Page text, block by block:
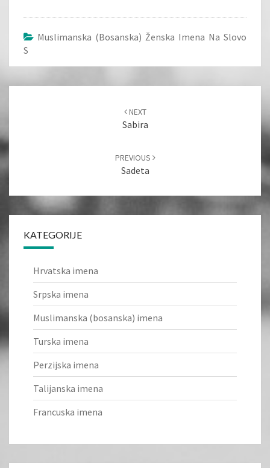
Muslimanska (bosanska) Ženska Imena Na Slovo
S
NEXT
Sabira
PREVIOUS
Sadeta
KATEGORIJE
Hrvatska imena
Srpska imena
Muslimanska (bosanska) imena
Turska imena
Perzijska imena
Talijanska imena
Francuska imena